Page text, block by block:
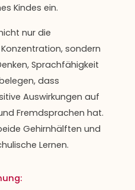
Kindes ein.
nur die
sondern
Sprachfähigkeit
dass
Auswirkungen auf
Fremdsprachen hat.
Gehirnhälften und
Lernen.